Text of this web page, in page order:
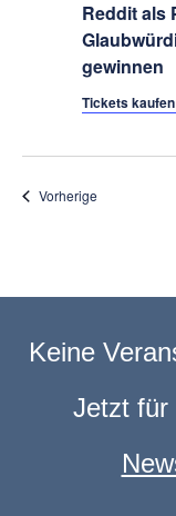
Reddit als
gewinnen
Tickets kaufen
Vorherige
Keine
Jetzt für